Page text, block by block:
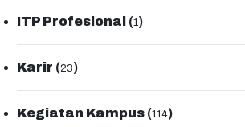
ITP Profesional (1)
Karir (23)
Kegiatan Kampus (114)